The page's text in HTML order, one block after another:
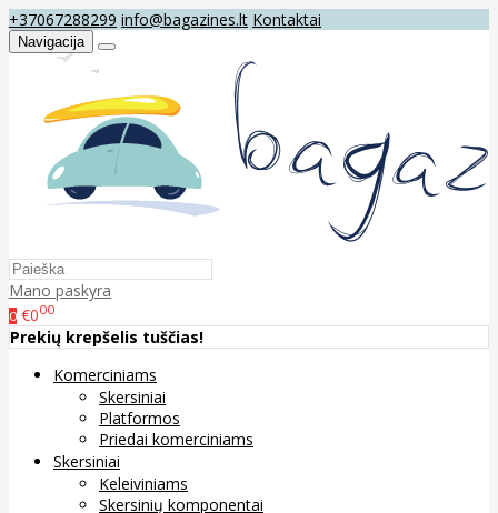
+37067288299 info@bagazines.lt Kontaktai
Navigacija
Mano paskyra
0 €000
Prekių krepšelis tuščias!
Komerciniams
Skersiniai
Platformos
Priedai komerciniams
Skersiniai
Keleiviniams
Skersinių komponentai